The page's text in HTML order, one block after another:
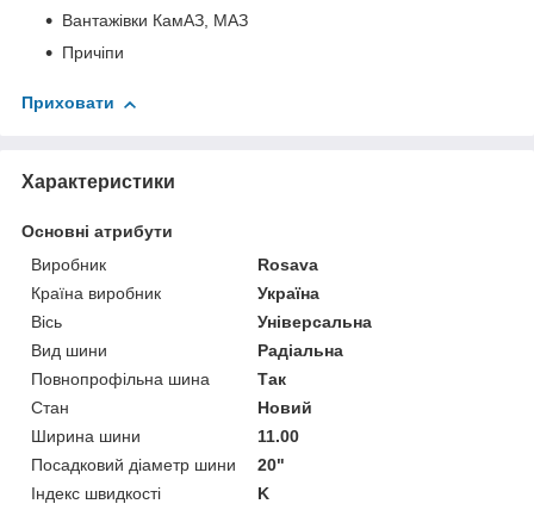
Вантажівки КамАЗ, МАЗ
Причіпи
Приховати
Характеристики
Основні атрибути
Виробник
Rosava
Країна виробник
Україна
Вісь
Універсальна
Вид шини
Радіальна
Повнопрофільна шина
Так
Стан
Новий
Ширина шини
11.00
Посадковий діаметр шини
20"
Індекс швидкості
K